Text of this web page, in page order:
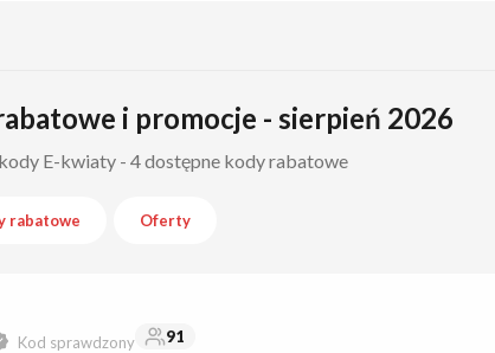
i promocje - sierpień 2026
E-kwiaty - 4 dostępne kody rabatowe
rabatowe Oferty
Kod sprawdzony 91